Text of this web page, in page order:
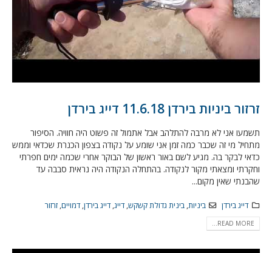
זרזור ביניות בירדן 11.6.18 דייג בירדן
תשמעו אני לא מרבה להתלהב אבל אתמול זה פשוט היה חוויה. הסיפור
מתחיל מי זה שכבר כמה זמן אני שומע על נקודה בצפון הכנרת שכדאי וממש
כדאי לבקר בה. מגיע לשם באור ראשון של הבוקר אחרי שכמה ימים חפרתי
וחקרתי ומצאתי מקור לנקודה. בהתחלה הנקודה היה נראית סבבה עד
שהבנתי שאין מקום...
דייג בירדן ביניות,בינית גדולת קשקש,דייג,דייג בירדן,דמויים,זרזור
READ MORE...